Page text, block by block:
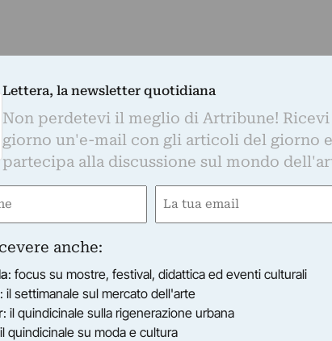
Lettera, la newsletter quotidiana
Non perdetevi il meglio di Artribune!
giorno un'e-mail con gli articoli del giorno
partecipa alla discussione sul mondo
Email
anche:
: focus su mostre, festival, didattica ed eventi culturali
: il settimanale sul mercato dell'arte
: il quindicinale sulla rigenerazione urbana
quindicinale su moda e cultura